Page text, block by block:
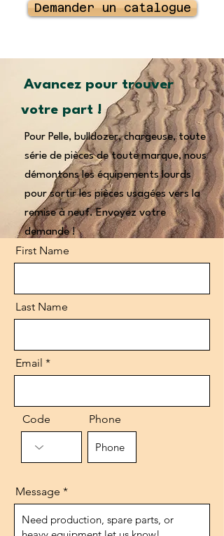
Demander un catalogue
Avancez pour trouver
votre part !
Pour Pelle, bulldozer, chargeuse, toute
série de pièces de toute marque, nous
démontons les équipements lourds
pour sortir les pièces usagées vers la
remise à neuf. Envoyez votre
demande !
First Name
Last Name
Email
Code Phone
Message